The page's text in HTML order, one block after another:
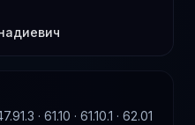
· 61.10 · 61.10.1 · 62.01